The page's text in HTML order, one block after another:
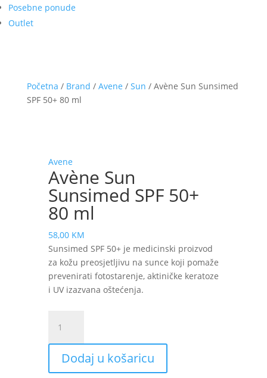
Posebne ponude
Outlet
Početna / Brand / Avene / Sun / Avène Sun Sunsimed
SPF 50+ 80 ml
Avene
Avène Sun
Sunsimed SPF 50+
80 ml
58,00 KM
Sunsimed SPF 50+ je medicinski proizvod
za kožu preosjetljivu na sunce koji pomaže
prevenirati fotostarenje, aktiničke keratoze
i UV izazvana oštećenja.
Sun
Sunsimed
50+
Dodaj u košaricu